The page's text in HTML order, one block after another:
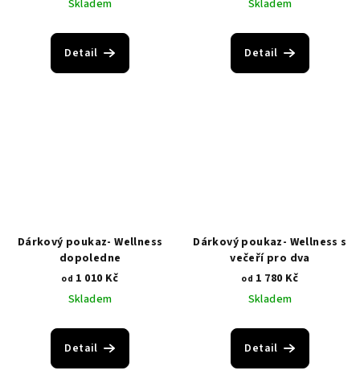
Skladem
Detail
Skladem
Detail
Dárkový poukaz- Wellness
dopoledne
od 1 010 Kč
Skladem
Detail
Dárkový poukaz- Wellness s
večeří pro dva
od 1 780 Kč
Skladem
Detail